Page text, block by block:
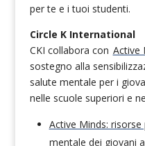
per te e i tuoi studenti.
Circle K International
CKI collabora con Active
sostegno alla
salute mentale per i
nelle scuole superiori e
Active Minds:
mentale dei giovani